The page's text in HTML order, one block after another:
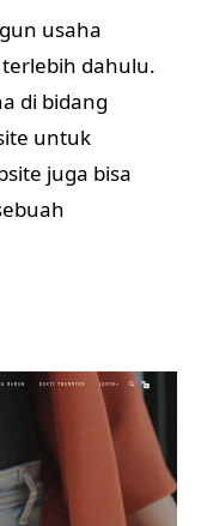
usaha
dahulu.
di bidang
untuk
juga bisa